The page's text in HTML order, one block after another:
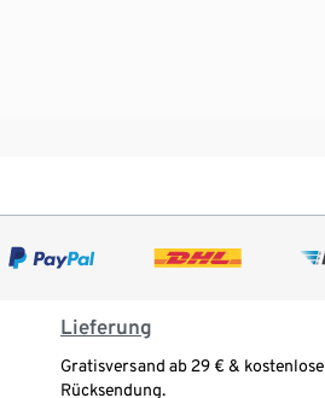
Lieferung
Gratisversand ab 29 € & kostenlose
Rücksendung.